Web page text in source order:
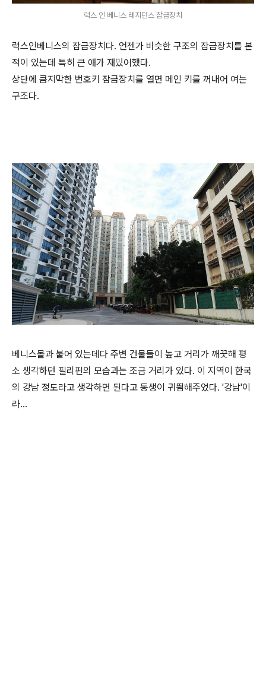
럭스 인 베니스 레지던스 잠금장치
럭스인베니스의 잠금장치다. 언젠가 비슷한 구조의 잠금장치를 본
적이 있는데 특히 큰 애가 재밌어했다.
상단에 큼지막한 번호키 잠금장치를 열면 메인 키를 꺼내어 여는
구조다.
베니스몰과 붙어 있는데다 주변 건물들이 높고 거리가 깨끗해 평
소 생각하던 필리핀의 모습과는 조금 거리가 있다. 이 지역이 한국
의 강남 정도라고 생각하면 된다고 동생이 귀띔해주었다. '강남'이
라...